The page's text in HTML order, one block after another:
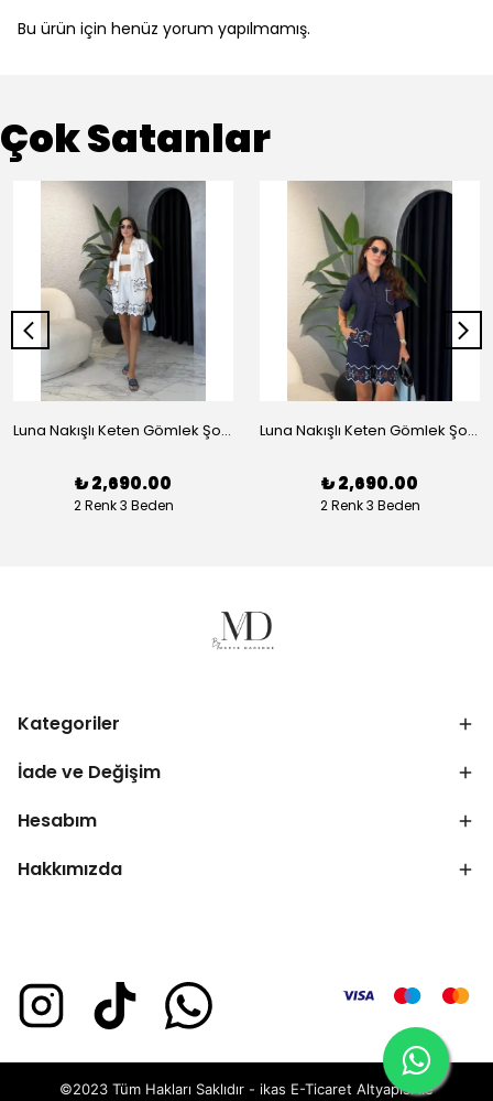
Bu ürün için henüz yorum yapılmamış.
Çok Satanlar
Luna Nakışlı Keten Gömlek Şort Takım - Beyaz
₺ 2,690.00
2 Renk 3 Beden
Luna Nakışlı Keten Gömlek Şort Takım - Lacivert
₺ 2,690.00
2 Renk 3 Beden
Kategoriler
İade ve Değişim
Hesabım
Hakkımızda
©2023 Tüm Hakları Saklıdır - ikas E-Ticaret Altyapısı ile